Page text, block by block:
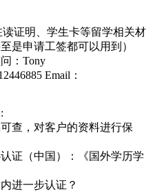
证明、学生卡等留学相关材
是申请工签都可以用到）
：Tony
Email：
查，对客户的资料进行保
证（中国）：《国外学历学
进一步认证？